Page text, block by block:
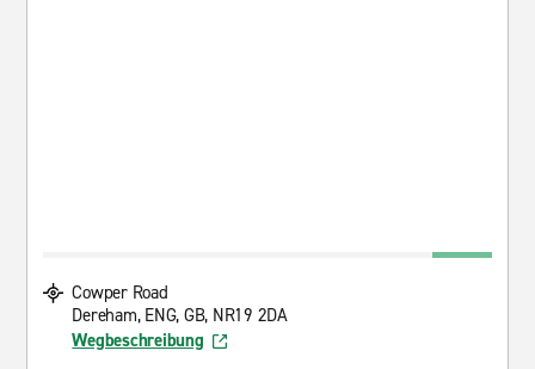
Cowper Road
Dereham, ENG, GB, NR19 2DA
Wegbeschreibung